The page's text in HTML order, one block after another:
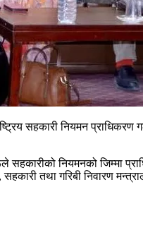
सहकारी नियमन
नियमनको जिम्मा
सहकारी तथा गरिबी निवारण